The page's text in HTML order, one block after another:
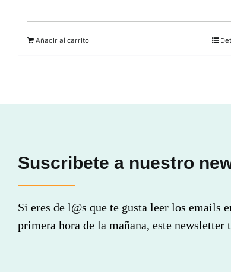
Añadir al carrito
Suscribete a nuestro
Si eres de l@s que te gusta leer los emails
primera hora de la mañana, este newsletter